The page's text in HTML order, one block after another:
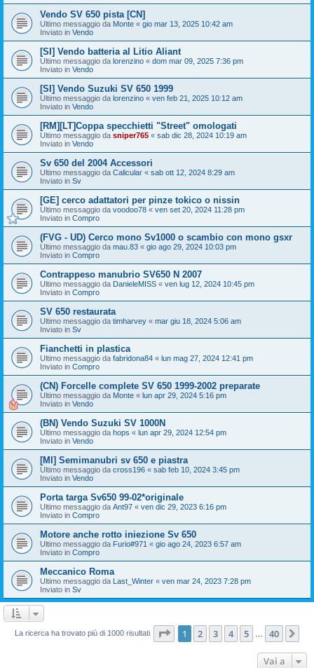
Vendo SV 650 pista [CN]
Ultimo messaggio da Monte « gio mar 13, 2025 10:42 am
Inviato in Vendo
[SI] Vendo batteria al Litio Aliant
Ultimo messaggio da lorenzino « dom mar 09, 2025 7:36 pm
Inviato in Vendo
[SI] Vendo Suzuki SV 650 1999
Ultimo messaggio da lorenzino « ven feb 21, 2025 10:12 am
Inviato in Vendo
[RM][LT]Coppa specchietti "Street" omologati
Ultimo messaggio da sniper765 « sab dic 28, 2024 10:19 am
Inviato in Vendo
Sv 650 del 2004 Accessori
Ultimo messaggio da Calicular « sab ott 12, 2024 8:29 am
Inviato in Sv
[GE] cerco adattatori per pinze tokico o nissin
Ultimo messaggio da voodoo78 « ven set 20, 2024 11:28 pm
Inviato in Compro
(FVG - UD) Cerco mono Sv1000 o scambio con mono gsxr
Ultimo messaggio da mau.83 « gio ago 29, 2024 10:03 pm
Inviato in Compro
Contrappeso manubrio SV650 N 2007
Ultimo messaggio da DanieleMISS « ven lug 12, 2024 10:45 pm
Inviato in Compro
SV 650 restaurata
Ultimo messaggio da timharvey « mar giu 18, 2024 5:06 am
Inviato in Sv
Fianchetti in plastica
Ultimo messaggio da fabridona84 « lun mag 27, 2024 12:41 pm
Inviato in Compro
(CN) Forcelle complete SV 650 1999-2002 preparate
Ultimo messaggio da Monte « lun apr 29, 2024 5:16 pm
Inviato in Vendo
(BN) Vendo Suzuki SV 1000N
Ultimo messaggio da hops « lun apr 29, 2024 12:54 pm
Inviato in Vendo
[MI] Semimanubri sv 650 e piastra
Ultimo messaggio da cross196 « sab feb 10, 2024 3:45 pm
Inviato in Vendo
Porta targa Sv650 99-02*originale
Ultimo messaggio da Ant97 « ven dic 29, 2023 6:16 pm
Inviato in Compro
Motore anche rotto iniezione Sv 650
Ultimo messaggio da Furio#971 « gio ago 24, 2023 6:57 am
Inviato in Compro
Meccanico Roma
Ultimo messaggio da Last_Winter « ven mar 24, 2023 7:28 pm
Inviato in Sv
La ricerca ha trovato più di 1000 risultati Pagina di 40
1 2 3 4 5 40
Vai a